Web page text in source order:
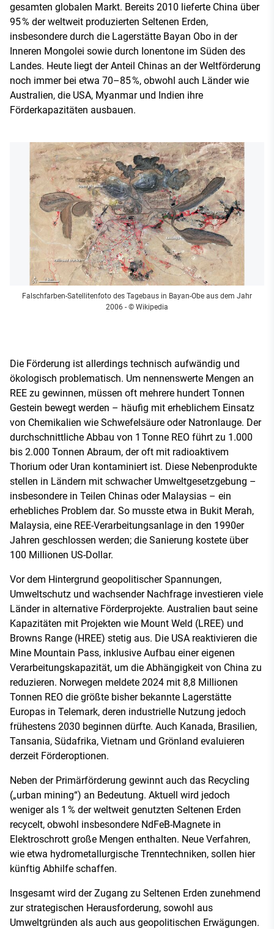
gesamten globalen Markt. Bereits 2010 lieferte China über
95 % der weltweit produzierten Seltenen Erden,
insbesondere durch die Lagerstätte Bayan Obo in der
Inneren Mongolei sowie durch Ionentone im Süden des
Landes. Heute liegt der Anteil Chinas an der Weltförderung
noch immer bei etwa 70–85 %, obwohl auch Länder wie
Australien, die USA, Myanmar und Indien ihre
Förderkapazitäten ausbauen.
Falschfarben-Satellitenfoto des Tagebaus in Bayan-Obe aus dem Jahr
2006 - © Wikipedia
Die Förderung ist allerdings technisch aufwändig und
ökologisch problematisch. Um nennenswerte Mengen an
REE zu gewinnen, müssen oft mehrere hundert Tonnen
Gestein bewegt werden – häufig mit erheblichem Einsatz
von Chemikalien wie Schwefelsäure oder Natronlauge. Der
durchschnittliche Abbau von 1 Tonne REO führt zu 1.000
bis 2.000 Tonnen Abraum, der oft mit radioaktivem
Thorium oder Uran kontaminiert ist. Diese Nebenprodukte
stellen in Ländern mit schwacher Umweltgesetzgebung –
insbesondere in Teilen Chinas oder Malaysias – ein
erhebliches Problem dar. So musste etwa in Bukit Merah,
Malaysia, eine REE-Verarbeitungsanlage in den 1990er
Jahren geschlossen werden; die Sanierung kostete über
100 Millionen US-Dollar.
Vor dem Hintergrund geopolitischer Spannungen,
Umweltschutz und wachsender Nachfrage investieren viele
Länder in alternative Förderprojekte. Australien baut seine
Kapazitäten mit Projekten wie Mount Weld (LREE) und
Browns Range (HREE) stetig aus. Die USA reaktivieren die
Mine Mountain Pass, inklusive Aufbau einer eigenen
Verarbeitungskapazität, um die Abhängigkeit von China zu
reduzieren. Norwegen meldete 2024 mit 8,8 Millionen
Tonnen REO die größte bisher bekannte Lagerstätte
Europas in Telemark, deren industrielle Nutzung jedoch
frühestens 2030 beginnen dürfte. Auch Kanada, Brasilien,
Tansania, Südafrika, Vietnam und Grönland evaluieren
derzeit Förderoptionen.
Neben der Primärförderung gewinnt auch das Recycling
(„urban mining“) an Bedeutung. Aktuell wird jedoch
weniger als 1 % der weltweit genutzten Seltenen Erden
recycelt, obwohl insbesondere NdFeB-Magnete in
Elektroschrott große Mengen enthalten. Neue Verfahren,
wie etwa hydrometallurgische Trenntechniken, sollen hier
künftig Abhilfe schaffen.
Insgesamt wird der Zugang zu Seltenen Erden zunehmend
zur strategischen Herausforderung, sowohl aus
Umweltgründen als auch aus geopolitischen Erwägungen.